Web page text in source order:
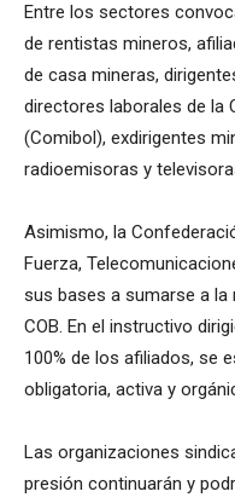
Entre los sectores
de rentistas mineros,
de casa mineras,
directores laborales de la
(Comibol), exdirigentes
radioemisoras y
Asimismo, la
Fuerza,
sus bases a sumarse a
COB. En el instructivo
100% de los afiliados, se
obligatoria, activa y
Las organizaciones
presión continuarán y